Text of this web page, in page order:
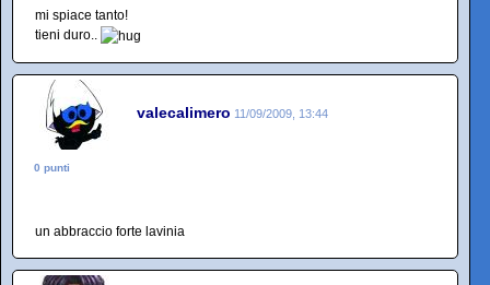
mi spiace tanto!
tieni duro..
valecalimero 11/09/2009, 13:44
0 punti
un abbraccio forte lavinia